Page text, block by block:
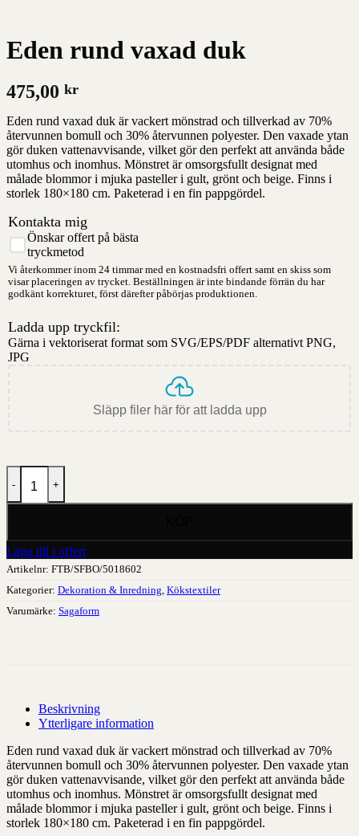
Eden rund vaxad duk
475,00 kr
Eden rund vaxad duk är vackert mönstrad och tillverkad av 70%
återvunnen bomull och 30% återvunnen polyester. Den vaxade ytan
gör duken vattenavvisande, vilket gör den perfekt att använda både
utomhus och inomhus. Mönstret är omsorgsfullt designat med
målade blommor i mjuka pasteller i gult, grönt och beige. Finns i
storlek 180×180 cm. Paketerad i en fin pappgördel.
Kontakta mig
Önskar offert på bästa
tryckmetod
Vi återkommer inom 24 timmar med en kostnadsfri offert samt en skiss som
visar placeringen av trycket. Beställningen är inte bindande förrän du har
godkänt korrekturet, först därefter påbörjas produktionen.
Ladda upp tryckfil:
Gärna i vektoriserat format som SVG/EPS/PDF alternativt PNG,
JPG
Släpp filer här för att ladda upp
Eden rund vaxad duk mängd
Lägg till i offert
Artikelnr: FTB/SFBO/5018602
Kategorier: Dekoration & Inredning, Kökstextiler
Varumärke: Sagaform
Beskrivning
Ytterligare information
Eden rund vaxad duk är vackert mönstrad och tillverkad av 70%
återvunnen bomull och 30% återvunnen polyester. Den vaxade ytan
gör duken vattenavvisande, vilket gör den perfekt att använda både
utomhus och inomhus. Mönstret är omsorgsfullt designat med
målade blommor i mjuka pasteller i gult, grönt och beige. Finns i
storlek 180×180 cm. Paketerad i en fin pappgördel.